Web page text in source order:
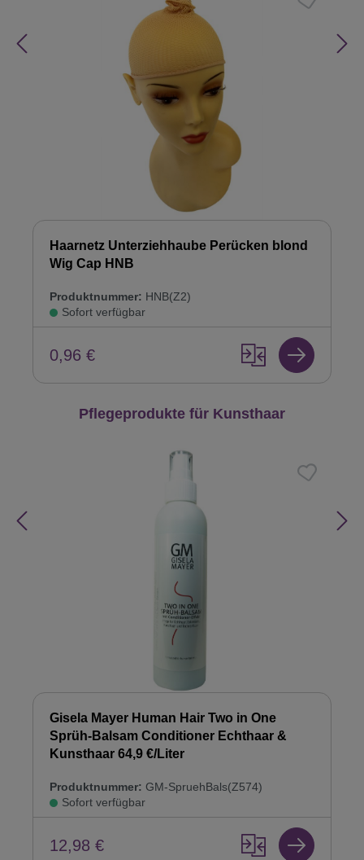
Haarnetz Unterziehhaube Perücken blond
Wig Cap HNB
Produktnummer: HNB(Z2)
Sofort verfügbar
0,96 €
Produktgalerie überspringen
Pflegeprodukte für Kunsthaar
Gisela Mayer Human Hair Two in One
Sprüh-Balsam Conditioner Echthaar &
Kunsthaar 64,9 €/Liter
Produktnummer: GM-SpruehBals(Z574)
Sofort verfügbar
12,98 €